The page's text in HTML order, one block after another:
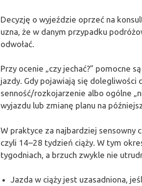
Decyzję o wyjeździe oprzeć na
uzna, że w danym przypadku
odwołać.
Przy ocenie „czy jechać?” pomocne
jazdy. Gdy pojawiają się dolegliwości
senność/rozkojarzenie albo ogólne
wyjazdu lub zmianę planu na
W praktyce za najbardziej sensowny
czyli 14–28 tydzień ciąży. W tym
tygodniach, a brzuch zwykle nie
Jazda w ciąży jest uzasadniona,